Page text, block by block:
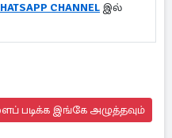
CHANNEL இல்
படிக்க இங்கே அழுத்தவும்